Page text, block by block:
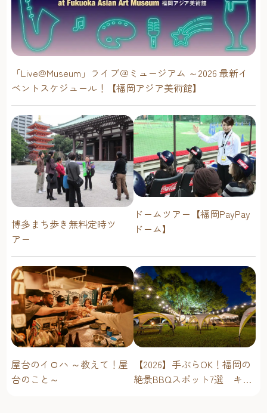
「Live@Museum」ライブ＠ミュージアム ～2026 最新イ
ベントスケジュール！【福岡アジア美術館】
博多まち歩き無料定時ツ
アー
ドームツアー【福岡PayPay
ドーム】
屋台のイロハ ～教えて！屋
台のこと～
【2026】手ぶらOK！福岡の
絶景BBQスポット7選 キャ